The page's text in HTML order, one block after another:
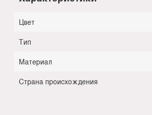
Цвет
Тип
Материал
Страна происхождения